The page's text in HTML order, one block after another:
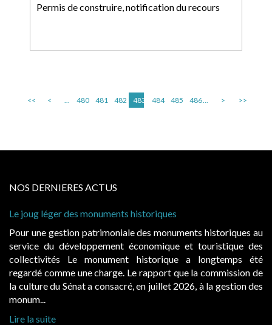
Permis de construire, notification du recours
<< < ... 480 481 482 483 484 485 486... > >>
NOS DERNIERES ACTUS
Le joug léger des monuments historiques
Pour une gestion patrimoniale des monuments historiques au
service du développement économique et touristique des
collectivités Le monument historique a longtemps été
regardé comme une charge. Le rapport que la commission de
la culture du Sénat a consacré, en juillet 2026, à la gestion des
monum...
Lire la suite